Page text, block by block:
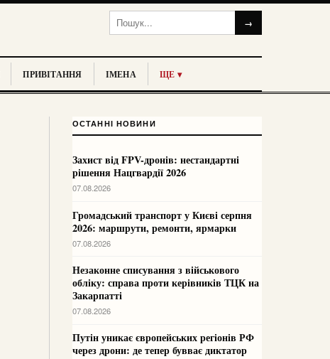
→
ПРИВІТАННЯ ІМЕНА ЩЕ ▾
ОСТАННІ НОВИНИ
Захист від FPV-дронів: нестандартні
рішення Нацгвардії 2026
07.08.2026
Громадський транспорт у Києві серпня
2026: маршрути, ремонти, ярмарки
07.08.2026
Незаконне списування з військового
обліку: справа проти керівників ТЦК на
Закарпатті
07.08.2026
Путін уникає європейських регіонів РФ
через дрони: де тепер бувває диктатор